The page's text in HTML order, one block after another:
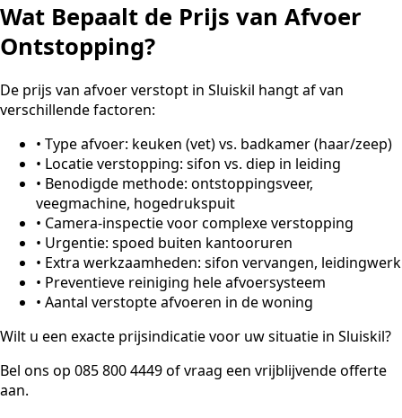
Wat Bepaalt de Prijs van Afvoer
Ontstopping?
De prijs van afvoer verstopt in Sluiskil hangt af van
verschillende factoren:
• Type afvoer: keuken (vet) vs. badkamer (haar/zeep)
• Locatie verstopping: sifon vs. diep in leiding
• Benodigde methode: ontstoppingsveer,
veegmachine, hogedrukspuit
• Camera-inspectie voor complexe verstopping
• Urgentie: spoed buiten kantooruren
• Extra werkzaamheden: sifon vervangen, leidingwerk
• Preventieve reiniging hele afvoersysteem
• Aantal verstopte afvoeren in de woning
Wilt u een exacte prijsindicatie voor uw situatie in Sluiskil?
Bel ons op 085 800 4449 of vraag een vrijblijvende offerte
aan.